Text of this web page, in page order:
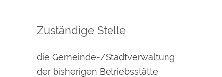
Zuständige Stelle
die Gemeinde-/Stadtverwaltung
der bisherigen Betriebsstätte